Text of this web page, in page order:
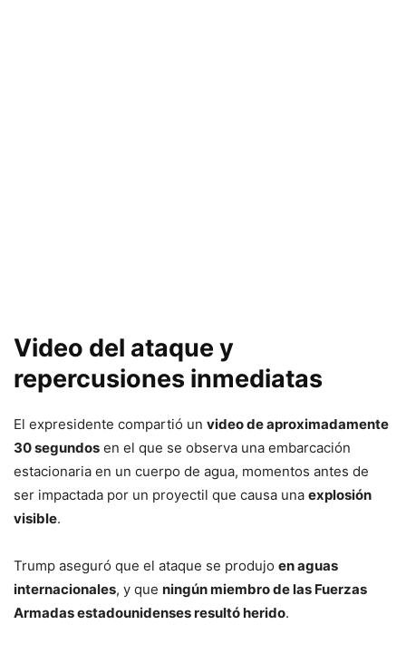
Video del ataque y
repercusiones inmediatas
El expresidente compartió un video de aproximadamente
30 segundos en el que se observa una embarcación
estacionaria en un cuerpo de agua, momentos antes de
ser impactada por un proyectil que causa una explosión
visible.
Trump aseguró que el ataque se produjo en aguas
internacionales, y que ningún miembro de las Fuerzas
Armadas estadounidenses resultó herido.